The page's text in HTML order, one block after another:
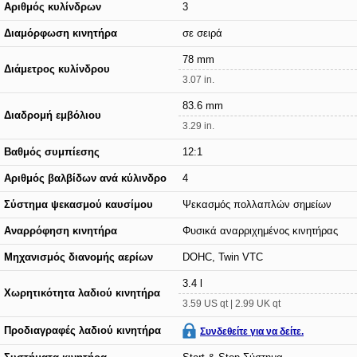
Αριθμός κυλίνδρων 3
Διαμόρφωση κινητήρα σε σειρά
Διάμετρος κυλίνδρου
78 mm
3.07 in.
Διαδρομή εμβόλιου
83.6 mm
3.29 in.
Βαθμός συμπίεσης 12:1
Αριθμός βαλβίδων ανά κύλινδρο 4
Σύστημα ψεκασμού καυσίμου Ψεκασμός πολλαπλών σημείων
Αναρρόφηση κινητήρα Φυσικά αναρριχημένος κινητήρας
Μηχανισμός διανομής αερίων DOHC, Twin VTC
Χωρητικότητα λαδιού κινητήρα
3.4 l
3.59 US qt | 2.99 UK qt
Προδιαγραφές λαδιού κινητήρα Συνδεθείτε για να δείτε.